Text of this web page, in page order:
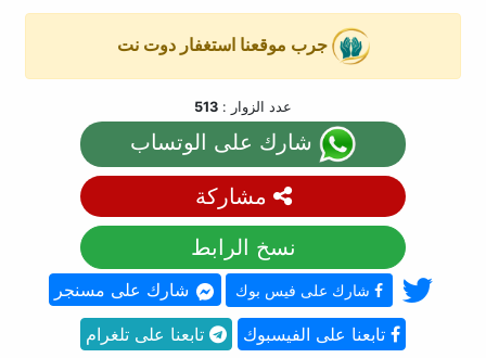
جرب موقعنا استغفار دوت نت
عدد الزوار : 513
شارك على الوتساب
مشاركة
نسخ الرابط
شارك على فيس بوك شارك على مسنجر
تابعنا على الفيسبوك تابعنا على تلغرام